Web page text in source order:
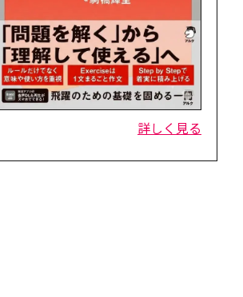
詳しく見る